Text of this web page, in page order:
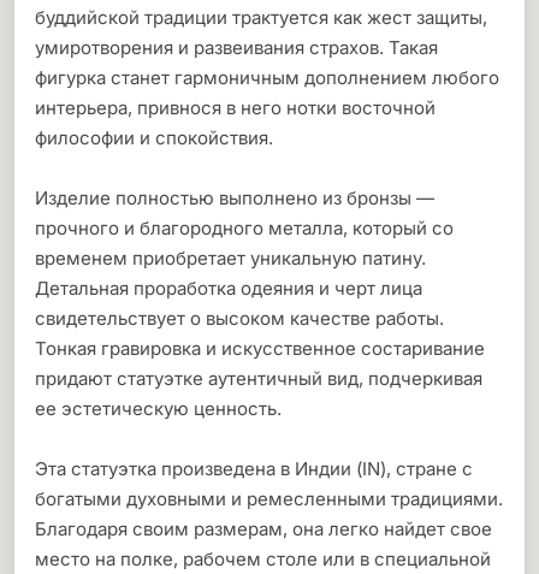
буддийской традиции трактуется как жест защиты,
умиротворения и развеивания страхов. Такая
фигурка станет гармоничным дополнением любого
интерьера, привнося в него нотки восточной
философии и спокойствия.
Изделие полностью выполнено из бронзы —
прочного и благородного металла, который со
временем приобретает уникальную патину.
Детальная проработка одеяния и черт лица
свидетельствует о высоком качестве работы.
Тонкая гравировка и искусственное состаривание
придают статуэтке аутентичный вид, подчеркивая
ее эстетическую ценность.
Эта статуэтка произведена в Индии (IN), стране с
богатыми духовными и ремесленными традициями.
Благодаря своим размерам, она легко найдет свое
место на полке, рабочем столе или в специальной